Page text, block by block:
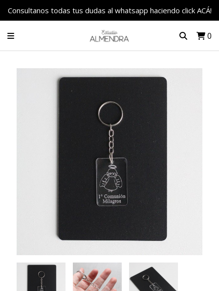
Consultanos todas tus dudas al whatsapp haciendo click ACÁ!
0